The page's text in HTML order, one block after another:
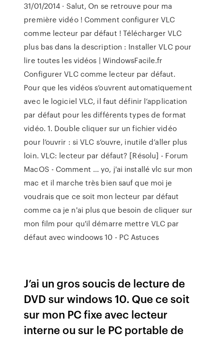
31/01/2014 · Salut, On se retrouve pour ma
première vidéo ! Comment configurer VLC
comme lecteur par défaut ! Télécharger VLC
plus bas dans la description : Installer VLC pour
lire toutes les vidéos | WindowsFacile.fr
Configurer VLC comme lecteur par défaut.
Pour que les vidéos s’ouvrent automatiquement
avec le logiciel VLC, il faut définir l’application
par défaut pour les différents types de format
vidéo. 1. Double cliquer sur un fichier vidéo
pour l’ouvrir : si VLC s’ouvre, inutile d’aller plus
loin. VLC: lecteur par défaut? [Résolu] - Forum
MacOS - Comment ... yo, j'ai installé vlc sur mon
mac et il marche très bien sauf que moi je
voudrais que ce soit mon lecteur par défaut
comme ca je n'ai plus que besoin de cliquer sur
mon film pour qu'il démarre mettre VLC par
défaut avec windoows 10 - PC Astuces
J’ai un gros soucis de lecture de
DVD sur windows 10. Que ce soit
sur mon PC fixe avec lecteur
interne ou sur le PC portable de